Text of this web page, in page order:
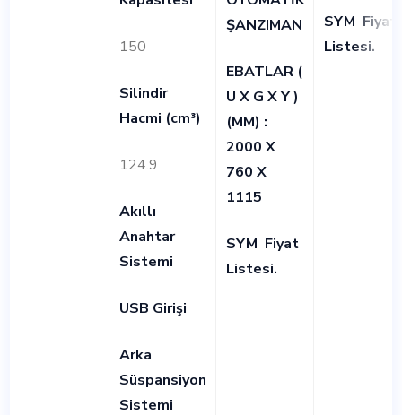
150
Silindir
Hacmi (cm³)
124.9
Akıllı
Anahtar
Sistemi
USB Girişi
Arka
Süspansiyon
Sistemi
ŞANZIMAN
EBATLAR (
U X G X Y )
(MM) :
2000 X
760 X
1115
SYM Fiyat
Listesi.
SYM Fiyat
Listesi.